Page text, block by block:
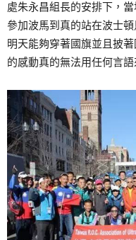
處朱永昌組長的安排下，
參加波馬到真的站在波士
明天能夠穿著國旗並且披
的感動真的無法用任何言語